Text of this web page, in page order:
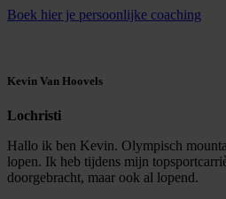
Boek hier je persoonlijke coaching
Kevin Van Hoovels
Lochristi
Hallo ik ben Kevin. Olympisch
lopen. Ik heb tijdens mijn
doorgebracht, maar ook al lopend.